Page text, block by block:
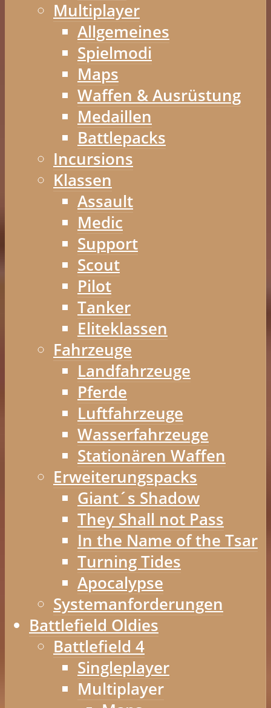
Multiplayer
Allgemeines
Spielmodi
Maps
Waffen & Ausrüstung
Medaillen
Battlepacks
Incursions
Klassen
Assault
Medic
Support
Scout
Pilot
Tanker
Eliteklassen
Fahrzeuge
Landfahrzeuge
Pferde
Luftfahrzeuge
Wasserfahrzeuge
Stationären Waffen
Erweiterungspacks
Giant´s Shadow
They Shall not Pass
In the Name of the Tsar
Turning Tides
Apocalypse
Systemanforderungen
Battlefield Oldies
Battlefield 4
Singleplayer
Multiplayer